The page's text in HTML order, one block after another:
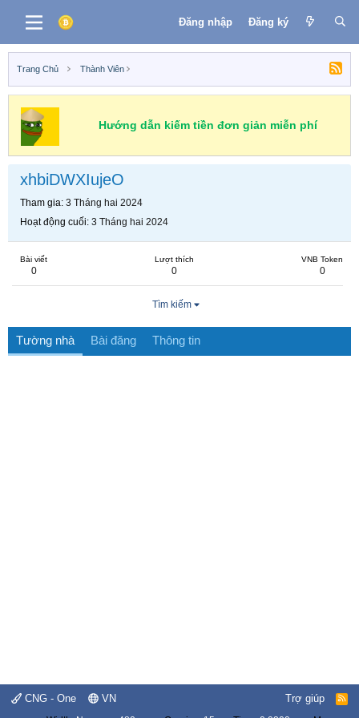
Đăng nhập Đăng ký
Trang Chủ Thành Viên
Hướng dẫn kiếm tiền đơn giản miễn phí
xhbiDWXIujeO
Tham gia 3 Tháng hai 2024
Hoạt động cuối 3 Tháng hai 2024
Bài viết
0
Lượt thích
0
VNB Token
0
Tìm kiếm
Tường nhà Bài đăng Thông tin
CNG - One VN Trợ giúp
R